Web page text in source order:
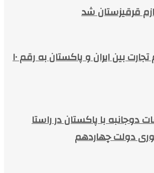
قرقیزستان شد
افزایش حجم تجارت بین ایران و پاکستان به رقم ۱۰
دوجانبه با پاکستان در راستا
دولت چهاردهم